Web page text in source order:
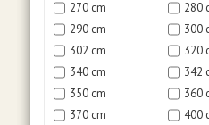
270 cm
280
290 cm
300
302 cm
320
340 cm
342
350 cm
360
370 cm
400